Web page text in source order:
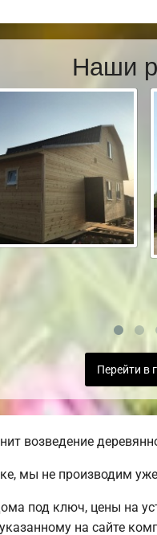
Наши
Перейти в
возведение
мы не производим
под ключ, цены на
на сайте